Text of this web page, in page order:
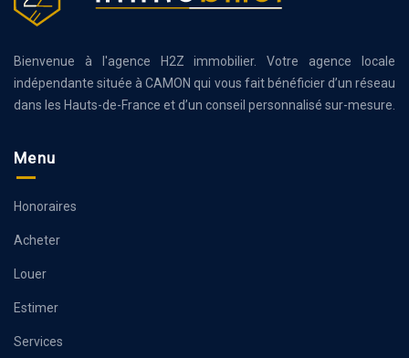
Bienvenue à l'agence H2Z immobilier. Votre agence locale
indépendante située à CAMON qui vous fait bénéficier d’un réseau
dans les Hauts-de-France et d’un conseil personnalisé sur-mesure.
Menu
Honoraires
Acheter
Louer
Estimer
Services